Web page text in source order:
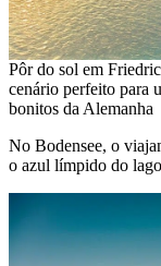
Pôr do sol em
cenário perfeito para
bonitos da Alemanha
No Bodensee, o
o azul límpido do